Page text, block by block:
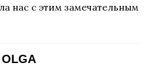
нас с этим замечательным
OLGA